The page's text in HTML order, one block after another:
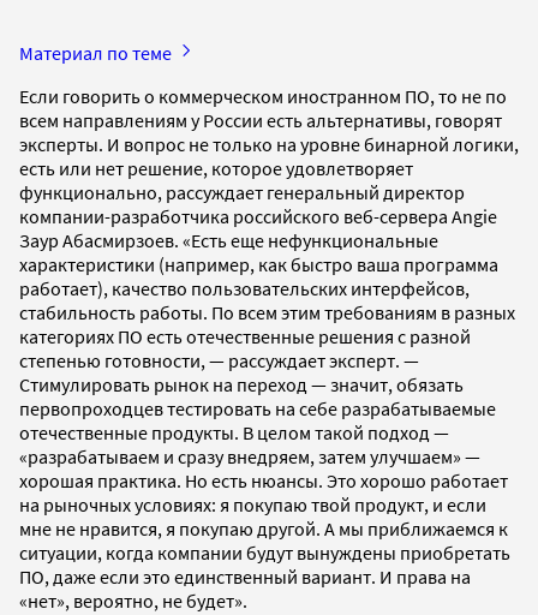
Материал по теме
Если говорить о коммерческом иностранном ПО, то не по
всем направлениям у России есть альтернативы, говорят
эксперты. И вопрос не только на уровне бинарной логики,
есть или нет решение, которое удовлетворяет
функционально, рассуждает генеральный директор
компании-разработчика российского веб-сервера Angie
Заур Абасмирзоев. «Есть еще нефункциональные
характеристики (например, как быстро ваша программа
работает), качество пользовательских интерфейсов,
стабильность работы. По всем этим требованиям в разных
категориях ПО есть отечественные решения с разной
степенью готовности, — рассуждает эксперт. —
Стимулировать рынок на переход — значит, обязать
первопроходцев тестировать на себе разрабатываемые
отечественные продукты. В целом такой подход —
«разрабатываем и сразу внедряем, затем улучшаем» —
хорошая практика. Но есть нюансы. Это хорошо работает
на рыночных условиях: я покупаю твой продукт, и если
мне не нравится, я покупаю другой. А мы приближаемся к
ситуации, когда компании будут вынуждены приобретать
ПО, даже если это единственный вариант. И права на
«нет», вероятно, не будет».